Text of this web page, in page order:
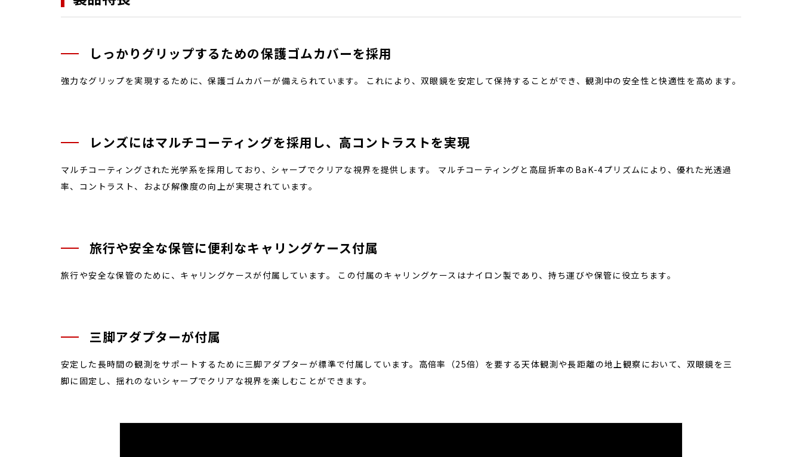
しっかりグリップするための保護ゴムカバーを採用
強力なグリップを実現するために、保護ゴムカバーが備えられています。 これにより、双眼鏡を安定して保持することができ、観測中の安全性と快適性を高めます。
レンズにはマルチコーティングを採用し、高コントラストを実現
マルチコーティングされた光学系を採用しており、シャープでクリアな視界を提供します。 マルチコーティングと高屈折率のBaK-4プリズムにより、優れた光透過
率、コントラスト、および解像度の向上が実現されています。
旅行や安全な保管に便利なキャリングケース付属
旅行や安全な保管のために、キャリングケースが付属しています。 この付属のキャリングケースはナイロン製であり、持ち運びや保管に役立ちます。
三脚アダプターが付属
安定した長時間の観測をサポートするために三脚アダプターが標準で付属しています。高倍率（25倍）を要する天体観測や長距離の地上観察において、双眼鏡を三
脚に固定し、揺れのないシャープでクリアな視界を楽しむことができます。